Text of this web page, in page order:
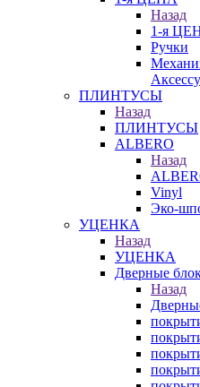
Назад
1-я
Ручки
ПЛИНТУСЫ
Назад
ПЛИНТУСЫ
ALBERO
Назад
Vinyl
Эко-
УЦЕНКА
Назад
УЦЕНКА
Дверные
Назад